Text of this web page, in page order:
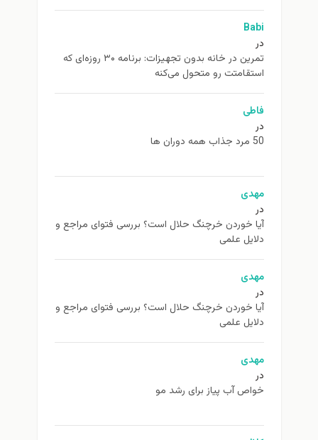
Babi
در
تمرین در خانه بدون تجهیزات: برنامه ۳۰ روزه‌ای که
استقامتت رو متحول می‌کنه
فاطی
در
50 مرد جذاب همه دوران ها
مهدی
در
آیا خوردن خرچنگ حلال است؟ بررسی فتوای مراجع و
دلایل علمی
مهدی
در
آیا خوردن خرچنگ حلال است؟ بررسی فتوای مراجع و
دلایل علمی
مهدی
در
خواص آب پیاز برای رشد مو